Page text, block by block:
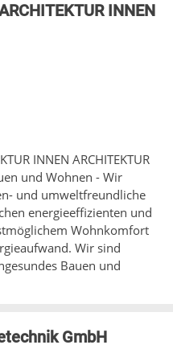
INNEN
INNEN ARCHITEKTUR
und Wohnen - Wir
und umweltfreundliche
energieeffizienten und
Wohnkomfort
Wir sind
Bauen und
GmbH